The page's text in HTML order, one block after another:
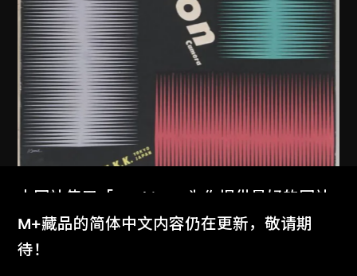
龜倉雄策
本网站使用「Cookies」为你提供最好的网站
体验。
了解更多
M+藏品的简体中文内容仍在更新，敬请期
待！